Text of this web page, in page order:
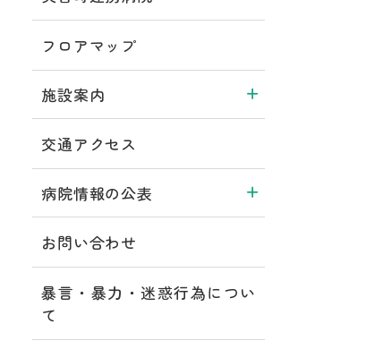
フロアマップ
施設案内
交通アクセス
病院情報の公表
お問い合わせ
暴言・暴力・迷惑行為につい
て